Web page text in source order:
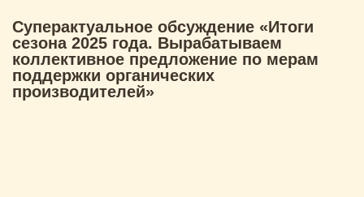
Суперактуальное обсуждение «Итоги
сезона 2025 года. Вырабатываем
коллективное предложение по мерам
поддержки органических
производителей»